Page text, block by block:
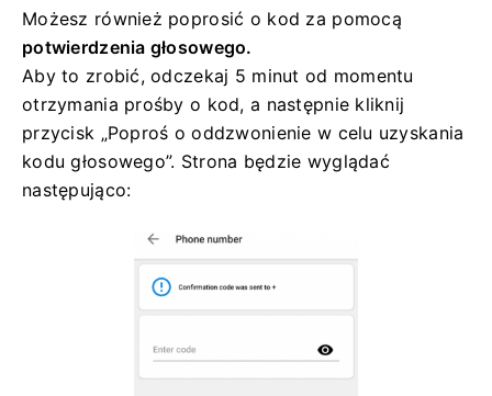
Możesz również poprosić o kod za pomocą
potwierdzenia głosowego.
Aby to zrobić, odczekaj 5 minut od momentu
otrzymania prośby o kod, a następnie kliknij
przycisk „Poproś o oddzwonienie w celu uzyskania
kodu głosowego”. Strona będzie wyglądać
następująco: